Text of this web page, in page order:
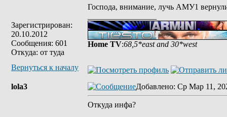
Зарегистрирован:
20.10.2012
Сообщения: 601
Откуда: от туда
Господа, внимание, лучь АМУ1
Home TV:68,5*east and 30*west
Вернуться к началу
lola3 Добавлено: Ср Мар 11,
Откуда инфа?